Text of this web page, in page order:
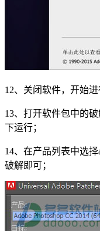
12、关闭软件，开始进
13、打开软件包中的
下运行；
14、在产品列表中选择
破解即可；